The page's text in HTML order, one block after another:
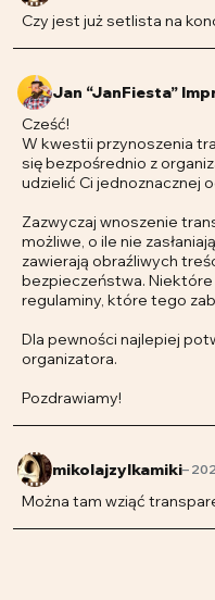
Czy jest już setlista na
Jan “JanFiesta”
Cześć!
W kwestii przynoszenia
się bezpośrednio z
udzielić Ci jednoznacznej
Zazwyczaj wnoszenie
możliwe, o ile nie
zawierają obraźliwych
bezpieczeństwa.
regulaminy, które tego
Dla pewności najlepiej
organizatora.
Pozdrawiamy!
mikolajzylkamiki–
Można tam wziąć